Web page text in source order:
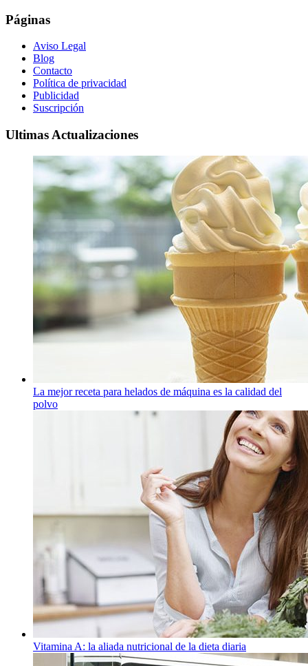
Páginas
Aviso Legal
Blog
Contacto
Política de privacidad
Publicidad
Suscripción
Ultimas Actualizaciones
La mejor receta para helados de máquina es la calidad del
polvo
Vitamina A: la aliada nutricional de la dieta diaria